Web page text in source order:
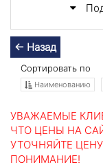
← Назад
Сортировать по
Наименованию
УВАЖАЕМЫЕ
ЧТО ЦЕНЫ НА
УТОЧНЯЙТЕ
ПОНИМАНИЕ!